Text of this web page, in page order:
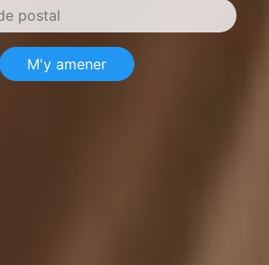
M'y amener